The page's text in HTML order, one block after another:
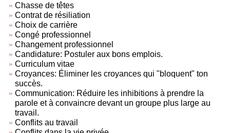
Chasse de têtes
Contrat de résiliation
Choix de carrière
Congé professionnel
Changement professionnel
Candidature: Postuler aux bons emplois.
Curriculum vitae
Croyances: Éliminer les croyances qui "bloquent" ton
succès.
Communication: Réduire les inhibitions à prendre la
parole et à convaincre devant un groupe plus large au
travail.
Conflits au travail